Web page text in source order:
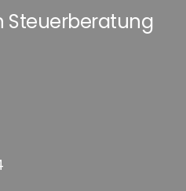
Steuerberatung